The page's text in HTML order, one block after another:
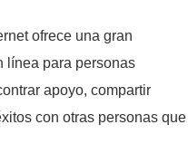
ofrece una gran
línea para personas
apoyo, compartir
con otras personas que